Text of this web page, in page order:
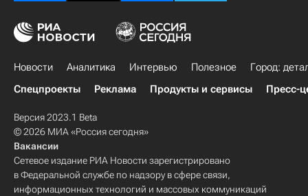
Новости Аналитика Интервью Полезное
Город:
Спецпроекты
Реклама Продукты и сервисы Пресс-
Версия 2023.1 Beta
© 2026 МИА «Россия сегодня»
Вакансии
Сетевое издание РИА Новости зарегистрировано
в Федеральной службе по надзору в сфере связи,
информационных технологий и массовых коммуникаций